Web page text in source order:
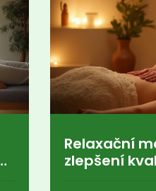
Relaxační
zlepšení